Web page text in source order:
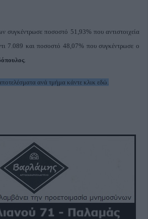
συγκέντρωσε ποσοστό 51,93% που αντιστοιχεία
7.089 και ποσοστό 48,07% που συγκέντρωσε ο
.
ανά τμήμα κάντε κλικ εδώ.